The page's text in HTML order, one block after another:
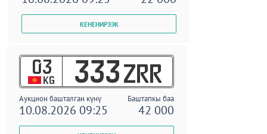
03
KG 333 ZRR
Аукцион башталган күнү Баштапкы баа
10.08.2026 09:25 42 000